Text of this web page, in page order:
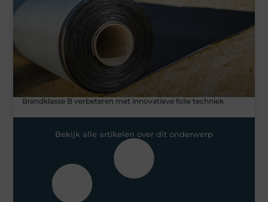
Brandklasse B verbeteren met innovatieve folie techniek
Bekijk alle artikelen over dit onderwerp